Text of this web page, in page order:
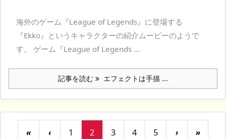
海外のゲーム『League of Legends』に登場する
『Ekko』というキャラクターの紹介ムービーのようで
す。 ゲーム『League of Legends ...
記事を読む エフェクトは手描 ...
« ‹ 1 2 3 4 5 › »